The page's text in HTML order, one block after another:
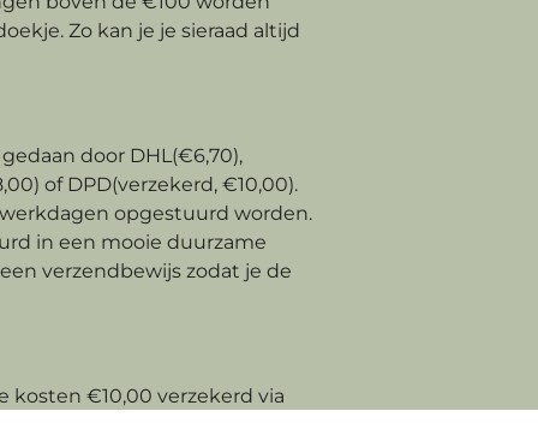
Zo kan je je sieraad altijd
door DHL(€6,70),
of DPD(verzekerd, €10,00).
opgestuurd worden.
in een mooie duurzame
verzendbewijs zodat je de
kosten €10,00 verzekerd via